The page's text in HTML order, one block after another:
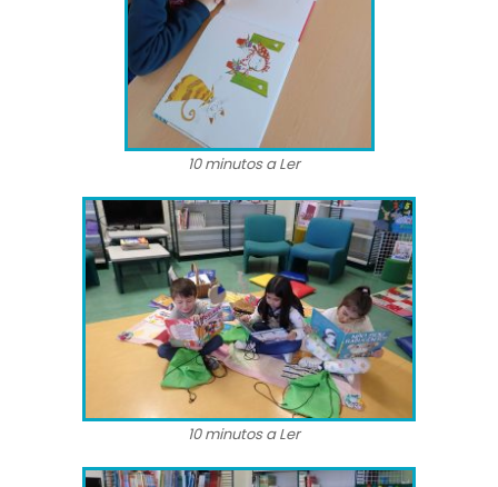
10 minutos a Ler
10 minutos a Ler